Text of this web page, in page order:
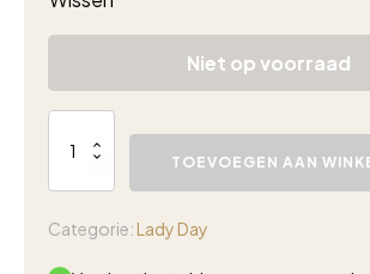
Niet op voorraad
Day
sand
TOEVOEGEN AAN
Categorie: Lady Day